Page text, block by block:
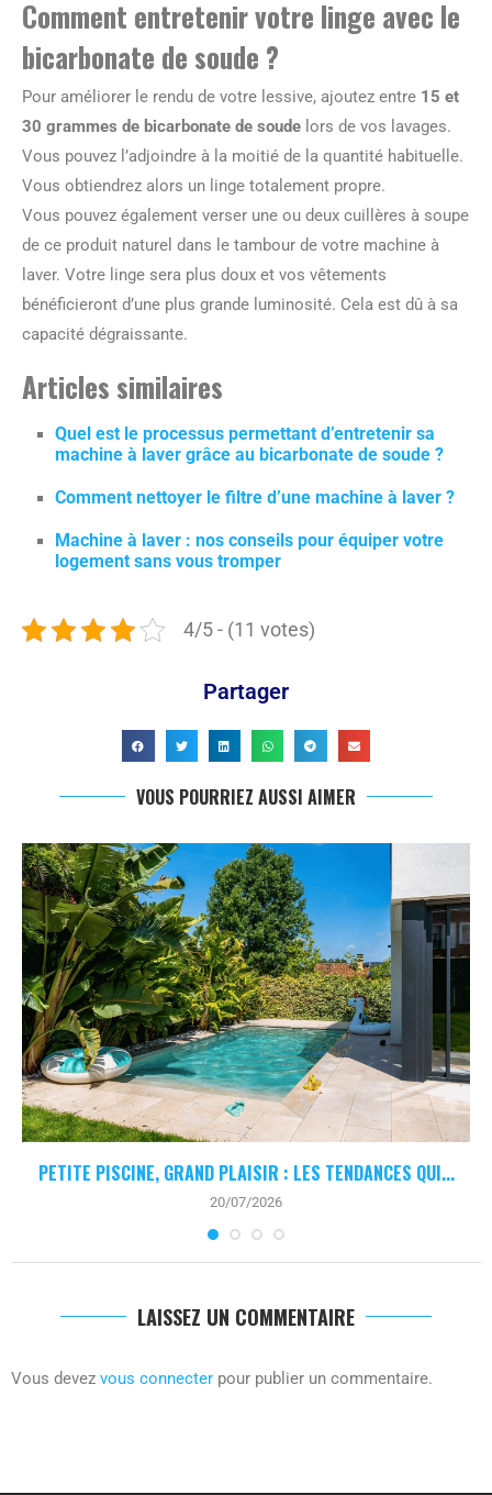
Comment entretenir votre linge avec le
bicarbonate de soude ?
Pour améliorer le rendu de votre lessive, ajoutez entre 15 et
30 grammes de bicarbonate de soude lors de vos lavages.
Vous pouvez l’adjoindre à la moitié de la quantité habituelle.
Vous obtiendrez alors un linge totalement propre.
Vous pouvez également verser une ou deux cuillères à soupe
de ce produit naturel dans le tambour de votre machine à
laver. Votre linge sera plus doux et vos vêtements
bénéficieront d’une plus grande luminosité. Cela est dû à sa
capacité dégraissante.
Articles similaires
Quel est le processus permettant d’entretenir sa
machine à laver grâce au bicarbonate de soude ?
Comment nettoyer le filtre d’une machine à laver ?
Machine à laver : nos conseils pour équiper votre
logement sans vous tromper
4/5 - (11 votes)
Partager
VOUS POURRIEZ AUSSI AIMER
PETITE PISCINE, GRAND PLAISIR : LES TENDANCES QUI...
20/07/2026
LAISSEZ UN COMMENTAIRE
Vous devez vous connecter pour publier un commentaire.